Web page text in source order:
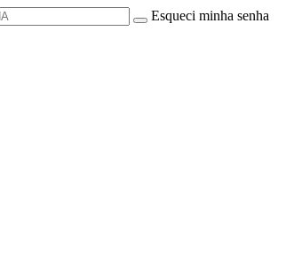
Esqueci minha senha